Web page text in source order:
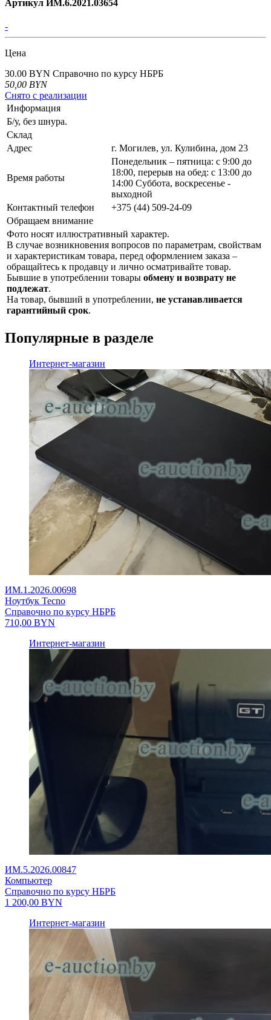
Артикул ИМ.6.2021.03654
-
Цена
30.00 BYN Справочно по курсу НБРБ
50,00 BYN
Снято с реализации
Информация
Б/у, без шнура.
Склад
Адрес
г. Могилев, ул. Кулибина, дом 23
Время работы
Понедельник – пятница: с 9:00 до
18:00, перерыв на обед: с 13:00 до
14:00 Суббота, воскресенье -
выходной
Контактный телефон
+375 (44) 509-24-09
Обращаем внимание
Фото носят иллюстративный характер.
В случае возникновения вопросов по параметрам, свойствам
и характеристикам товара, перед оформлением заказа –
обращайтесь к продавцу и лично осматривайте товар.
Бывшие в употреблении товары обмену и возврату не
подлежат.
На товар, бывший в употреблении, не устанавливается
гарантийный срок.
Популярные в разделе
Интернет-магазин
ИМ.1.2026.00698
Ноутбук Tecno
Справочно по курсу НБРБ
710,00 BYN
Интернет-магазин
ИМ.5.2026.00847
Компьютер
Справочно по курсу НБРБ
1 200,00 BYN
Интернет-магазин